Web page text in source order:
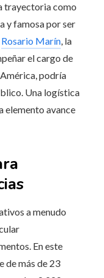
trayectoria como
y famosa por ser
Rosario Marín, la
el cargo de
podría
Una logística
elemento avance
a menudo
En este
de más de 23